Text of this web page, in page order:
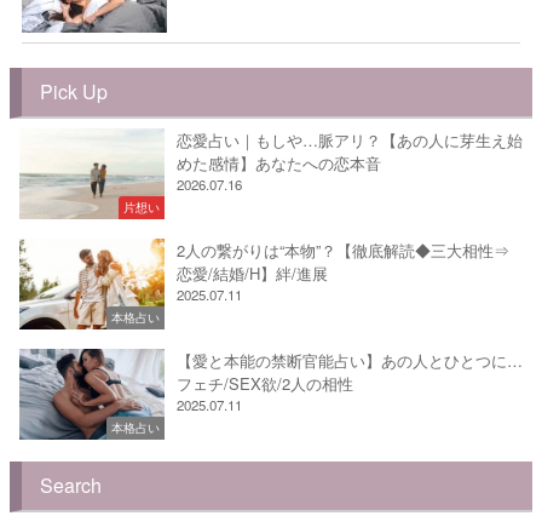
Pick Up
片想い
恋愛占い｜もしや…脈アリ？【あの人に芽生え始
めた感情】あなたへの恋本音
2026.07.16
本格占い
2人の繋がりは“本物”？【徹底解読◆三大相性⇒
恋愛/結婚/H】絆/進展
2025.07.11
本格占い
【愛と本能の禁断官能占い】あの人とひとつに…
フェチ/SEX欲/2人の相性
2025.07.11
Search